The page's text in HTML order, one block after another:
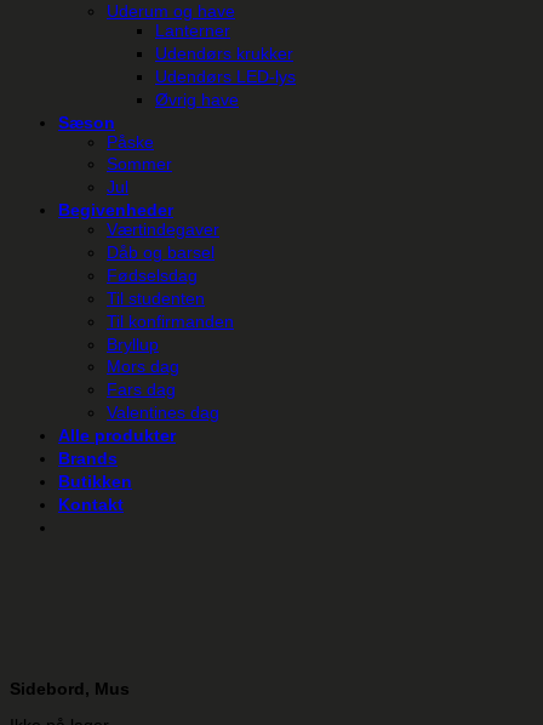
Uderum og have
Lanterner
Udendørs krukker
Udendørs LED-lys
Øvrig have
Sæson
Påske
Sommer
Jul
Begivenheder
Værtindegaver
Dåb og barsel
Fødselsdag
Til studenten
Til konfirmanden
Bryllup
Mors dag
Fars dag
Valentines dag
Alle produkter
Brands
Butikken
Kontakt
Sidebord, Mus